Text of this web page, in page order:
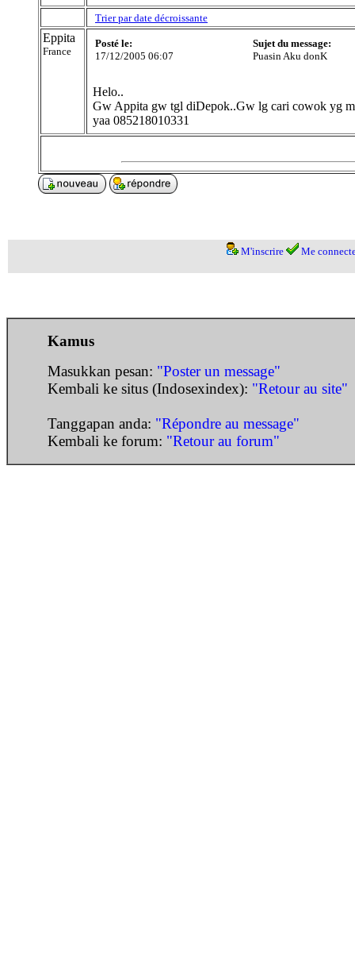
Trier par date décroissante
Eppita
France
Posté le:
17/12/2005 06:07
Sujet du message:
Puasin Aku donK
Helo..
Gw Appita gw tgl diDepok..Gw lg cari cowok yg
yaa 085218010331
M'inscrire Me
Kamus
Masukkan pesan: "Poster un message"
Kembali ke situs (Indosexindex): "Retour au site"
Tanggapan anda: "Répondre au message"
Kembali ke forum: "Retour au forum"